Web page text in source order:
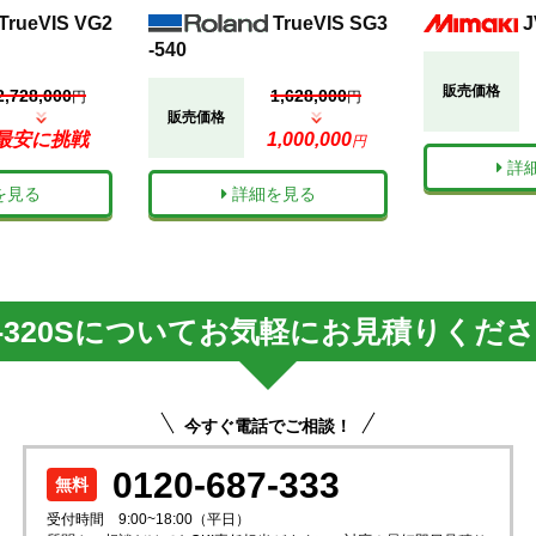
VG2
円
安に挑戦
見る
TrueVIS SG3
-540
販売価格
1,628,000円
1,000,000円
詳細を見る
販売価格
詳
についてお気軽にお見積りくだ
今すぐ電話でご相談！
0120-687-333
受付時間 9:00~18:00（平日）